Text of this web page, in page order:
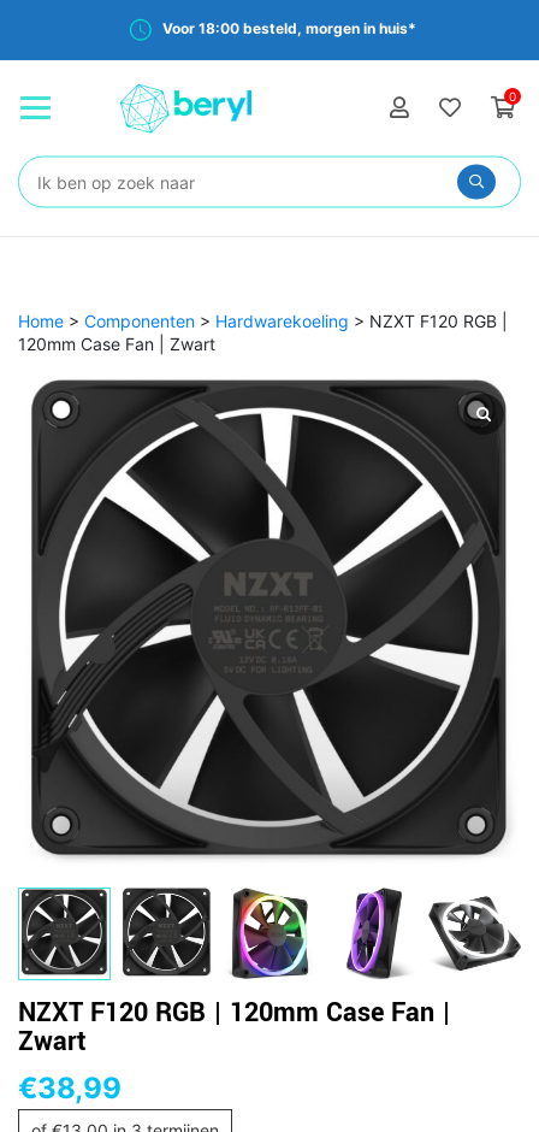
Voor 18:00 besteld, morgen in huis*
0
Zoeken:
Home > Componenten > Hardwarekoeling > NZXT F120 RGB |
120mm Case Fan | Zwart
NZXT F120 RGB | 120mm Case Fan |
Zwart
€38,99